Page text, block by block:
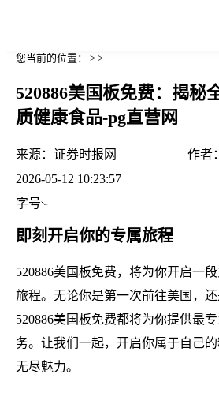
您当前的位置： > >
520886美国板免费：揭秘
质健康食品-pg直营网
来源： 证券时报网 作者：
2026-05-12 10:23:57
字号
即刻开启你的专属旅程
520886美国板免费，将为你开启一
旅程。无论你是第一次前往美国，还
520886美国板免费都将为你提供最
务。让我们一起，开启你属于自己
无尽魅力。